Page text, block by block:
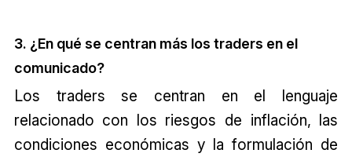
3. ¿En qué se centran más los traders en el
comunicado?
Los traders se centran en el lenguaje
relacionado con los riesgos de inflación, las
condiciones económicas y la formulación de